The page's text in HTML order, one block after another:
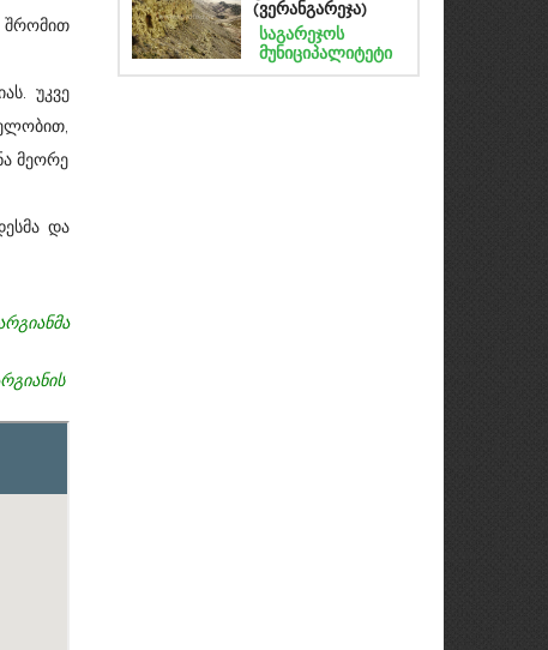
შრომით
უკვე
მეორე
და
(ვერანგარეჯა)
საგარეჯოს
მუნიციპალიტეტი